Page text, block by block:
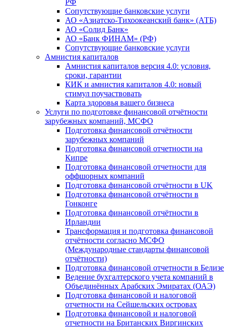
РФ
Сопутствующие банковские услуги
АО «Азиатско-Тихоокеанский банк» (АТБ)
АО «Солид Банк»
АО «Банк ФИНАМ» (РФ)
Сопутствующие банковские услуги
Амнистия капиталов
Амнистия капиталов версия 4.0: условия,
сроки, гарантии
КИК и амнистия капиталов 4.0: новый
стимул поучаствовать
Карта здоровья вашего бизнеса
Услуги по подготовке финансовой отчётности
зарубежных компаний, МСФО
Подготовка финансовой отчётности
зарубежных компаний
Подготовка финансовой отчетности на
Кипре
Подготовка финансовой отчетности для
оффшорных компаний
Подготовка финансовой отчётности в UK
Подготовка финансовой отчётности в
Гонконге
Подготовка финансовой отчётности в
Ирландии
Трансформация и подготовка финансовой
отчётности согласно МСФО
(Международные стандарты финансовой
отчётности)
Подготовка финансовой отчетности в Белизе
Ведение бухгалтерского учета компаний в
Объединённых Арабских Эмиратах (ОАЭ)
Подготовка финансовой и налоговой
отчетности на Сейшельских островах
Подготовка финансовой и налоговой
отчетности на Британских Виргинских